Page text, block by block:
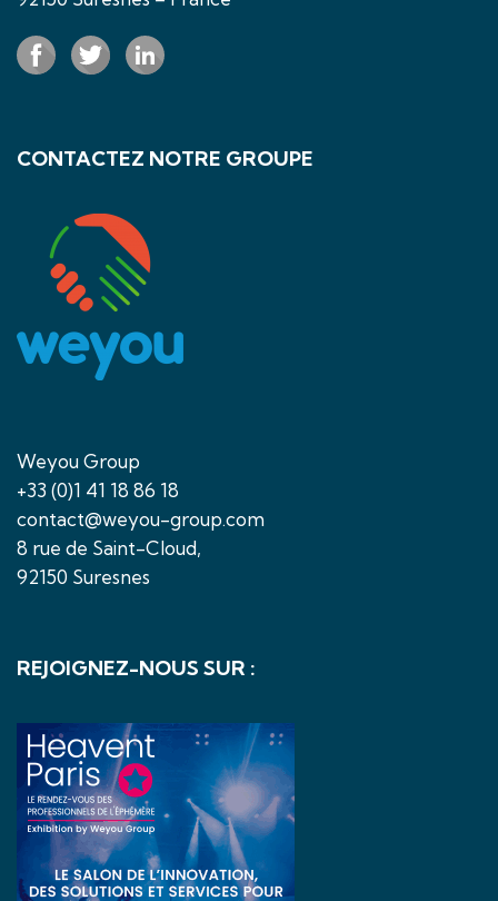
CONTACTEZ NOTRE GROUPE
Weyou Group
+33 (0)1 41 18 86 18
contact@weyou-group.com
8 rue de Saint-Cloud,
92150 Suresnes
REJOIGNEZ-NOUS SUR :